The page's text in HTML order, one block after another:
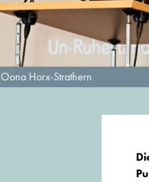
Oona Horx-Strathern